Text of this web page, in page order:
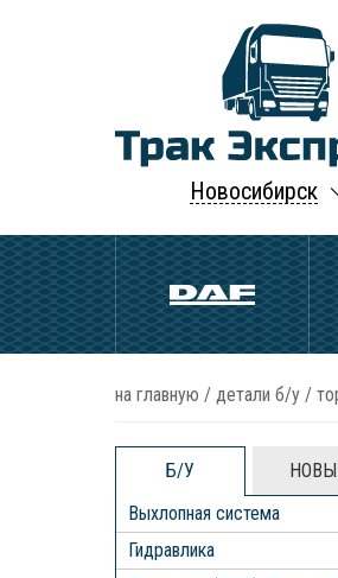
Новосибирск
на главную / детали б/у /
Б/У
Выхлопная система
Гидравлика